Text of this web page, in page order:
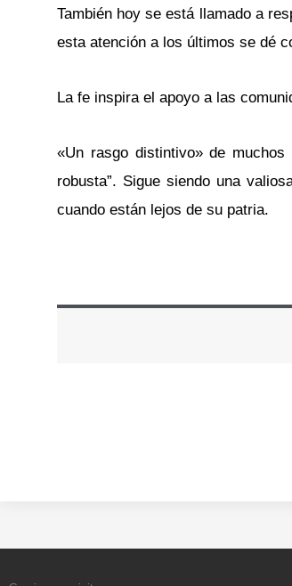
También hoy se está llamado a
esta atención a los últimos se dé
La fe inspira el apoyo a las
«Un rasgo distintivo» de
robusta”. Sigue siendo una
cuando están lejos de su patria.